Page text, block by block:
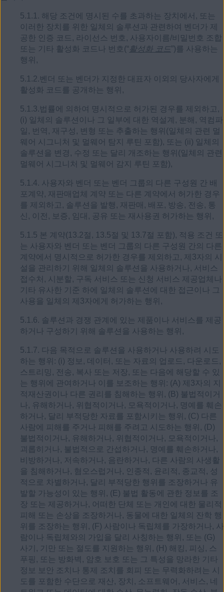
5.1.1. 해당 조건에 명시된 수를 초과하는 장치에서, 또는
이러한 장치를 위한 일체의 솔루션과 관련하여 벤더가 제
공한 인증 코드, 라이선스 번호, 사용자이름/비밀번호 조합
또는 기타 활성화 코드나 번호(“ 활성화 코드”)를 사용하는
행위,
5.1.2.벤더 또는 벤더가 지정한 대표자 이외의 당사자에게
활성화 코드를 공개하는 행위,
5.1.3.법률에 의하여 명시적으로 허가된 경우를 제외하고,
(i) 일체의 솔루션이나 그 일부에 대한 역설계, 분해, 역컴파
일, 번역, 재구성, 변형 또는 추출하는 행위(일체의 관련 멀
웨어 시그니처 및 멀웨어 탐지 루틴 포함), 또는 (ii) 일체의
솔루션을 변경, 수정 또는 달리 개조하는 행위(일체의 관련
멀웨어 시그니처 및 멀웨어 감지 루틴 포함),
5.1.4. 사용자와 벤더 또는 벤더 그룹의 다른 구성원 간 배
포계약, 재판매업체 계약 또는 다른 계약에서 허가한 경우
를 제외하고, 솔루션을 발행, 재판매, 배포, 방송, 전송, 통
신, 이전, 보증, 임대, 공유 또는 재사용권 허가하는 행위,
5.1.5 본 계약(13.2절, 13.5절 및 13.7절 포함), 적용 조건 또
는 사용자와 벤더 또는 벤더 그룹의 다른 구성원 간의 다른
계약에서 명시적으로 허가한 경우를 제외하고, 제3자의 시
설을 관리하기 위해 일체의 솔루션을 사용하거나, 서비스
접수처, 시분할, 구독 서비스 또는 신청 서비스 제공업체나
기타 유사한 기준 하에 일체의 솔루션에 대한 접근이나 그
사용을 일체의 제3자에게 허가하는 행위,
5.1.6. 솔루션과 경쟁 관계에 있는 제품이나 서비스를 제공
하거나 구성하기 위해 솔루션을 사용하는 행위,
5.1.7. 다음 목적으로 솔루션을 사용하거나 사용하려 시도
하는 행위: (i) 정보, 데이터, 또는 자료의 업로드, 다운로드,
스트리밍, 전송, 복사 또는 저장, 또는 다음에 해당할 수 있
는 행위에 관여하거나 이를 보조하는 행위: (A) 제3자의 지
적재산권이나 다른 권리를 침해하는 행위, (B) 불법적이거
나, 유해하거나, 위협적이거나, 모욕적이거나, 명예를 훼손
하거나, 달리 부적당한 자료를 포함시키는 행위, (C) 다른
사람에 피해를 주거나 피해를 주려고 시도하는 행위, (D)
불법적이거나, 유해하거나, 위협적이거나, 모욕적이거나,
괴롭히거나, 불법적으로 간섭하거나, 명예를 훼손하거나,
비방하거나, 저속하거나, 음란하거나, 다른 사람의 사생활
을 침해하거나, 혐오스럽거나, 인종적, 윤리적, 종교적, 성
적으로 차별하거나, 달리 부적당한 행위를 조장하거나 유
발할 가능성이 있는 행위, (E) 불법 활동에 관한 정보를 조
장 또는 제공하거나, 어떠한 단체 또는 개인에 대한 물리적
피해 또는 손상을 조장하거나, 동물에 대한 일체의 잔학 행
위를 조장하는 행위, (F) 사람이나 독립체를 가장하거나, 사
람이나 독립체와의 가입을 달리 사칭하는 행위, 또는 (G)
사기, 기만 또는 절도를 지원하는 행위, (H) 해킹, 피싱, 스
푸핑, 또는 방화벽, 암호 보호 또는 그 특성을 망라한 기타
정보 보안 조치나 통제 조치를 회피 또는 무력화하려는 시
도를 포함한 수단으로 재산, 장치, 소프트웨어, 서비스, 네